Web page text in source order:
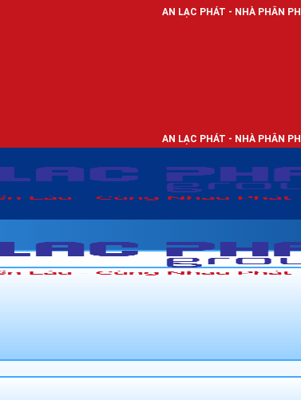
AN LẠC PHÁT - NHÀ PHÂN PHỐI THIẾT BỊ
AN LẠC PHÁT - NHÀ PHÂN PHỐI THIẾT BỊ